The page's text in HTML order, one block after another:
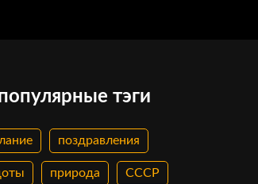
тэги
поздравления
природа СССР